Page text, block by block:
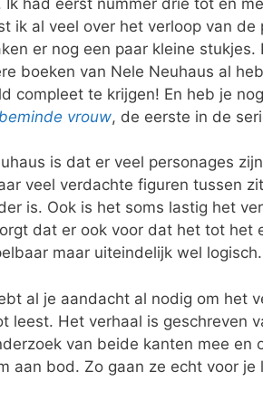
ik al veel over het verloop van de
er nog een paar kleine stukjes.
boeken van Nele Neuhaus al
compleet te krijgen! En heb je
vrouw, de eerste in de
is dat er veel personages
veel verdachte figuren tussen
is. Ook is het soms lastig het
dat er ook voor dat het tot het
maar uiteindelijk wel logisch.
al je aandacht al nodig om het
leest. Het verhaal is geschreven
van beide kanten mee en
aan bod. Zo gaan ze echt voor je